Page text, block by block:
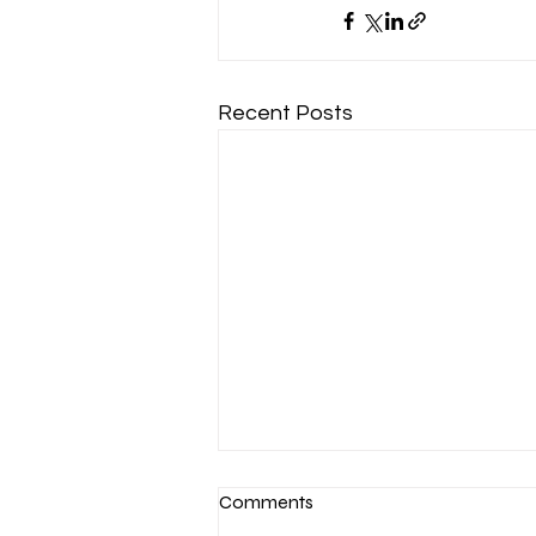
Recent Posts
በመጪው ዓመት ከአዲስ አበባ ከተማ
ግብር ከፋዮች 380 ቢሊዮን ብር
Comments